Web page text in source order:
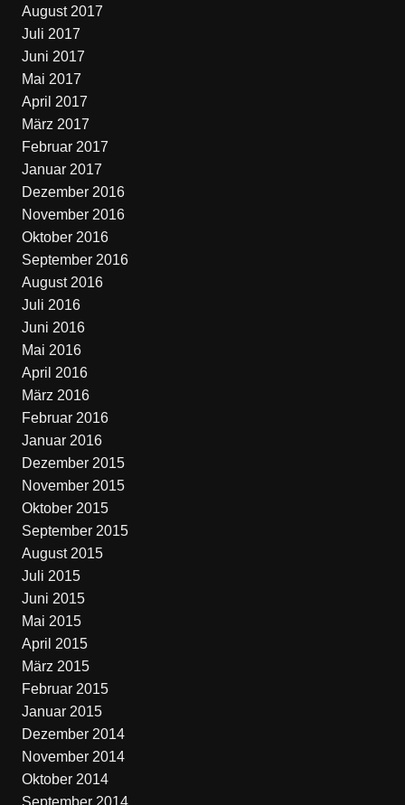
August 2017
Juli 2017
Juni 2017
Mai 2017
April 2017
März 2017
Februar 2017
Januar 2017
Dezember 2016
November 2016
Oktober 2016
September 2016
August 2016
Juli 2016
Juni 2016
Mai 2016
April 2016
März 2016
Februar 2016
Januar 2016
Dezember 2015
November 2015
Oktober 2015
September 2015
August 2015
Juli 2015
Juni 2015
Mai 2015
April 2015
März 2015
Februar 2015
Januar 2015
Dezember 2014
November 2014
Oktober 2014
September 2014